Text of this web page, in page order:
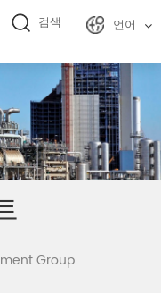
검색 언어
Group